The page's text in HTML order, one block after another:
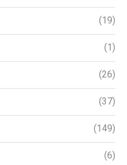
(19)
(1)
(26)
(37)
(149)
(6)